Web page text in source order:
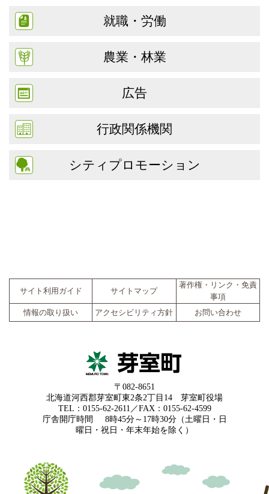
就職・労働
農業・林業
広告
行政関係機関
シティプロモーション
サイト利用ガイド サイトマップ
著作権・リンク・免責
事項
情報の取り扱い
アクセシビリティ方針 お問い合わせ
〒082-8651
北海道河西郡芽室町東2条2丁目14 芽室町役場
TEL：0155-62-2611／FAX：0155-62-4599
庁舎開庁時間
8時45分～17時30分（土曜日・日
曜日・祝日・年末年始を除く）